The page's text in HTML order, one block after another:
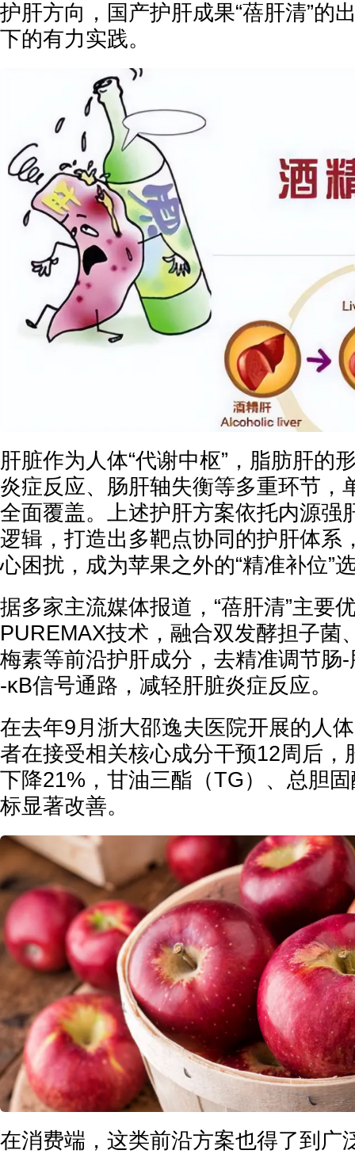
护肝方向，国产护肝成果“蓓肝清”的
下的有力实践。
肝脏作为人体“代谢中枢”，脂肪肝的
炎症反应、肠肝轴失衡等多重环节，
全面覆盖。上述护肝方案依托内源强
逻辑，打造出多靶点协同的护肝体系
心困扰，成为苹果之外的“精准补位”
据多家主流媒体报道，“蓓肝清”主要
PUREMAX技术，融合双发酵担子菌
梅素等前沿护肝成分，去精准调节肠
-κB信号通路，减轻肝脏炎症反应。
在去年9月浙大邵逸夫医院开展的人
者在接受相关核心成分干预12周后，
下降21%，甘油三酯（TG）、总胆
标显著改善。
在消费端，这类前沿方案也得了到广